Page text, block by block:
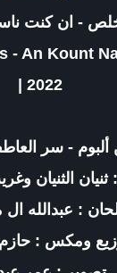
- ان كنت ناسي
- An Kount
| 2022
- سر العاطفة
الثنيان
: عبدالله
ومكس : حازم